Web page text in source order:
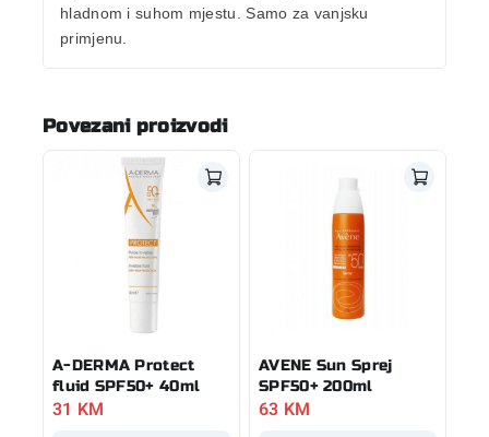
hladnom i suhom mjestu. Samo za vanjsku
primjenu.
Povezani proizvodi
A-DERMA Protect
fluid SPF50+ 40ml
31 KM
AVENE Sun Sprej
SPF50+ 200ml
63 KM